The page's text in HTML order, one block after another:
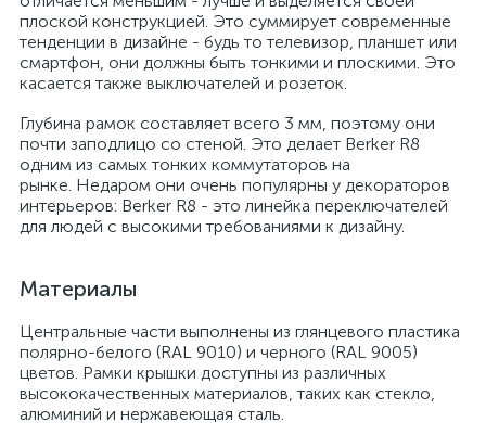
плоской конструкцией. Это суммирует современные
тенденции в дизайне - будь то телевизор, планшет или
смартфон, они должны быть тонкими и плоскими. Это
касается также выключателей и розеток.
Глубина рамок составляет всего 3 мм, поэтому они
почти заподлицо со стеной. Это делает Berker R8
одним из самых тонких коммутаторов на
рынке. Недаром они очень популярны у декораторов
интерьеров: Berker R8 - это линейка переключателей
для людей с высокими требованиями к дизайну.
Материалы
Центральные части выполнены из глянцевого пластика
полярно-белого (RAL 9010) и черного (RAL 9005)
цветов. Рамки крышки доступны из различных
высококачественных материалов, таких как стекло,
алюминий и нержавеющая сталь.